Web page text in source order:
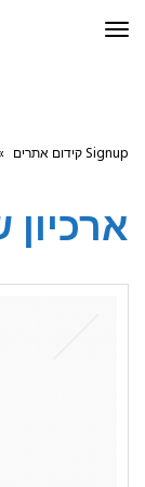
תפריט
Signup קידום אתרים
ארכיון